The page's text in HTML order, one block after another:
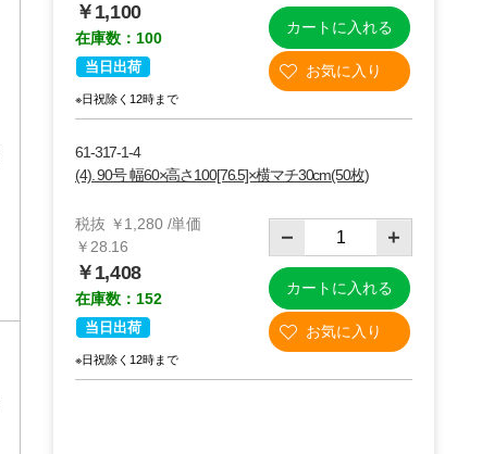
￥1,100
在庫数：100
当日出荷
※日祝除く12時まで
カートに入れる
61-317-1-4
(4). 90号 幅60×高さ100[76.5]×横マチ30cm(50枚)
税抜 ￥1,280 /単価
￥28.16
￥1,408
在庫数：152
当日出荷
※日祝除く12時まで
カートに入れる